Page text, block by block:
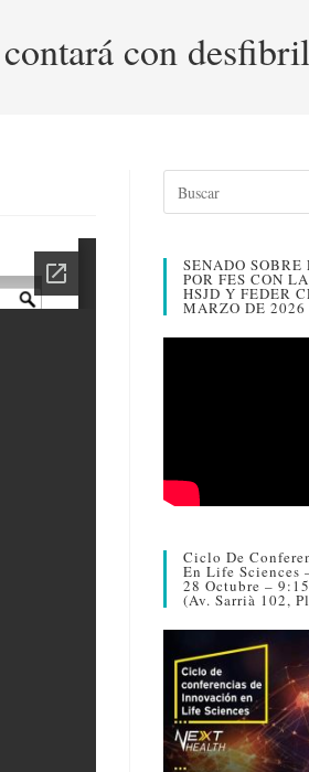
con
SENADO
POR FES CON
HSJD Y FEDER
MARZO DE 2026
Ciclo De
En Life Sciences
28 Octubre –
(Av. Sarrià 102,